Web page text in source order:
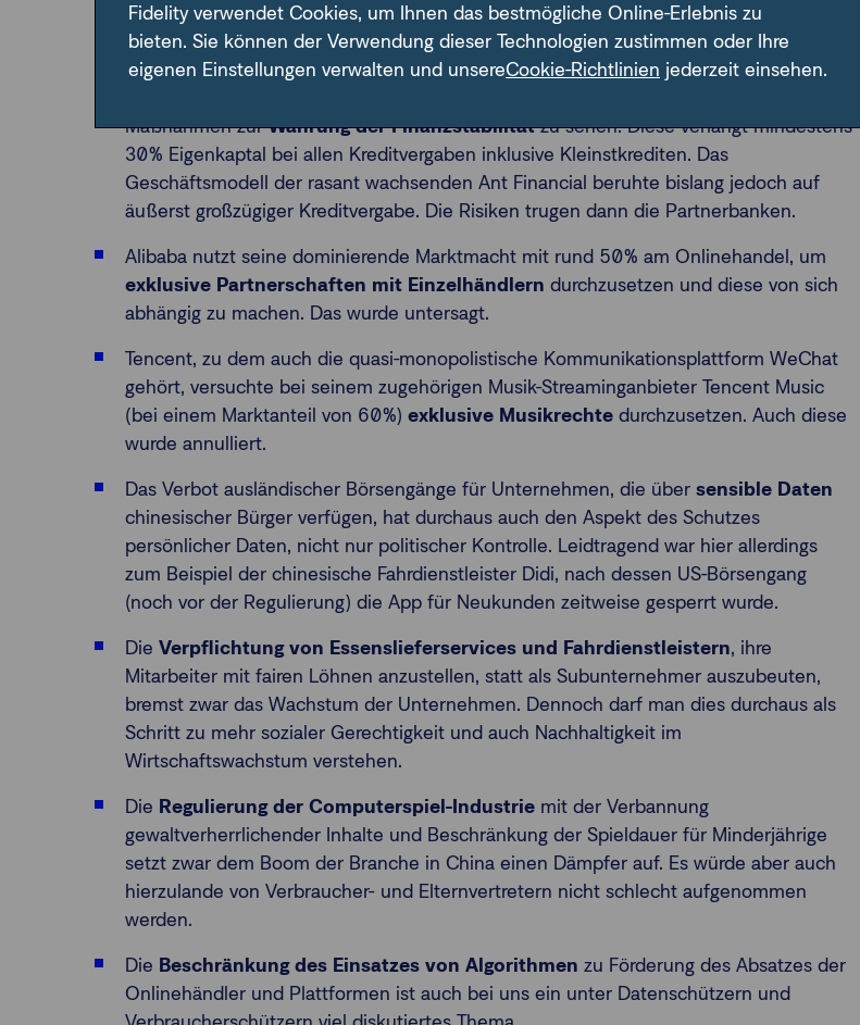
Regulierern geschaffen werden, den Eindruck gewinnen, dass hier Weichen für eine
nachhaltigere Zukunft gestellt werden sollen. Konkrete Beispiele:
Maßnahmen zurWahrung der Finanzstabilitätzu sehen. Diese verlangt mindestens
30% Eigenkaptal bei allen Kreditvergaben inklusive Kleinstkrediten. Das
Geschäftsmodell der rasant wachsenden Ant Financial beruhte bislang jedoch auf
äußerst großzügiger Kreditvergabe. Die Risiken trugen dann die Partnerbanken.
Alibaba nutzt seine dominierende Marktmacht mit rund 50% am Onlinehandel, um
exklusive Partnerschaften mit Einzelhändlern durchzusetzen und diese von sich
abhängig zu machen. Das wurde untersagt.
Tencent, zu dem auch die quasi-monopolistische Kommunikationsplattform WeChat
gehört, versuchte bei seinem zugehörigen Musik-Streaminganbieter Tencent Music
(bei einem Marktanteil von 60%) exklusive Musikrechte durchzusetzen. Auch diese
wurde annulliert.
Das Verbot ausländischer Börsengänge für Unternehmen, die über sensible Daten
chinesischer Bürger verfügen, hat durchaus auch den Aspekt des Schutzes
persönlicher Daten, nicht nur politischer Kontrolle. Leidtragend war hier allerdings
zum Beispiel der chinesische Fahrdienstleister Didi, nach dessen US-Börsengang
(noch vor der Regulierung) die App für Neukunden zeitweise gesperrt wurde.
Die Verpflichtung von Essenslieferservices und Fahrdienstleistern, ihre
Mitarbeiter mit fairen Löhnen anzustellen, statt als Subunternehmer auszubeuten,
bremst zwar das Wachstum der Unternehmen. Dennoch darf man dies durchaus als
Schritt zu mehr sozialer Gerechtigkeit und auch Nachhaltigkeit im
Wirtschaftswachstum verstehen.
Die Regulierung der Computerspiel-Industrie mit der Verbannung
gewaltverherrlichender Inhalte und Beschränkung der Spieldauer für Minderjährige
setzt zwar dem Boom der Branche in China einen Dämpfer auf. Es würde aber auch
hierzulande von Verbraucher- und Elternvertretern nicht schlecht aufgenommen
werden.
Die Beschränkung des Einsatzes von Algorithmen zu Förderung des Absatzes der
Onlinehändler und Plattformen ist auch bei uns ein unter Datenschützern und
Fidelity verwendet Cookies, um Ihnen das bestmögliche Online-Erlebnis zu
bieten. Sie können der Verwendung dieser Technologien zustimmen oder Ihre
eigenen Einstellungen verwalten und unsereCookie-Richtlinien jederzeit einsehen.